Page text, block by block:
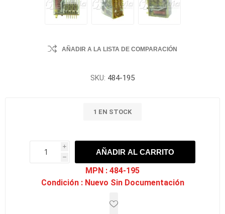
AÑADIR A LA LISTA DE COMPARACIÓN
SKU: 484-195
1 EN STOCK
i
h
h
AÑADIR AL CARRITO
MPN : 484-195
Condición : Nuevo Sin Documentación